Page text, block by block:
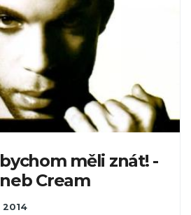
měli znát! -
Cream
2014